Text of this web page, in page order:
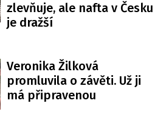
zlevňuje, ale nafta v Česku
je dražší
Veronika Žilková
promluvila o závěti. Už ji
má připravenou